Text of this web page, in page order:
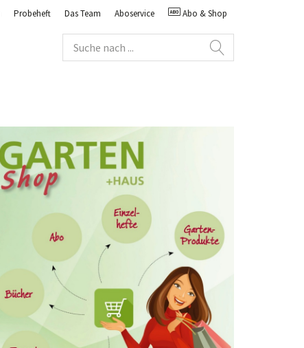
Probeheft Das Team Aboservice Abo & Shop